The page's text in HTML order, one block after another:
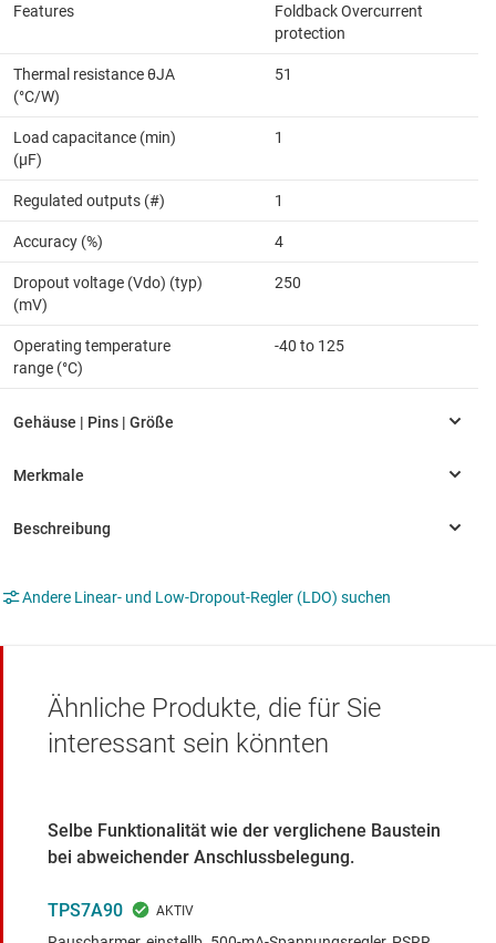
Features
Foldback Overcurrent
protection
Thermal resistance θJA
(°C/W)
51
Load capacitance (min)
(µF)
1
Regulated outputs (#) 1
Accuracy (%) 4
Dropout voltage (Vdo) (typ)
(mV)
250
Operating temperature
range (°C)
-40 to 125
Andere Linear- und Low-Dropout-Regler (LDO) suchen
Ähnliche Produkte, die für Sie
interessant sein könnten
Selbe Funktionalität wie der verglichene Baustein
bei abweichender Anschlussbelegung.
TPS7A90